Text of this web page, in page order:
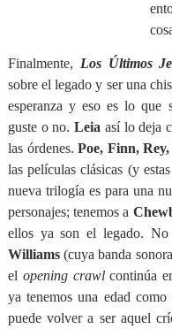
Finalmente, Los Últimos
sobre el legado y ser una
esperanza y eso es lo que
guste o no.Leia así lo deja
las órdenes.Poe, Finn,
las películas clásicas (y
nueva trilogía es para una
personajes; tenemos a
ellos ya son el legado.
Williams(cuya banda
el opening crawlcontinúa
ya tenemos una edad
puede volver a ser aquel